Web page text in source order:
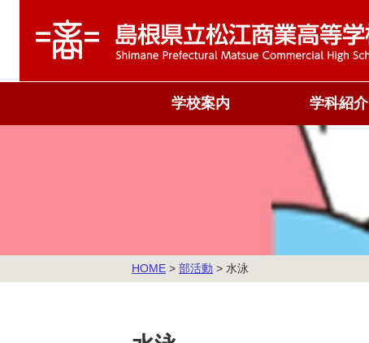
学校案内 学科紹介
商業科
情報処理科
国際ビジネス科
こ
の
ジ
HOME > 部活動 > 水泳